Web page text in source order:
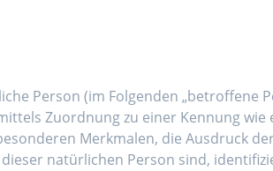
Person (im Folgenden „betroffene
Zuordnung zu einer Kennung wie
Merkmalen, die Ausdruck
natürlichen Person sind,